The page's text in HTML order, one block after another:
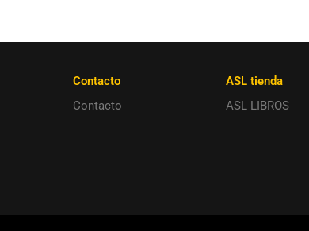
Contacto
Contacto
ASL tienda
ASL LIBROS